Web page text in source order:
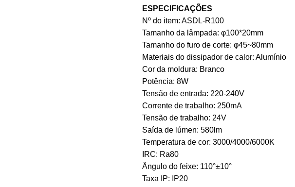
ESPECIFICAÇÕES
Nº do item: ASDL-R100
Tamanho da lâmpada: φ100*20mm
Tamanho do furo de corte: φ45~80mm
Materiais do dissipador de calor: Alumínio
Cor da moldura: Branco
Potência: 8W
Tensão de entrada: 220-240V
Corrente de trabalho: 250mA
Tensão de trabalho: 24V
Saída de lúmen: 580lm
Temperatura de cor: 3000/4000/6000K
IRC: Ra80
Ângulo do feixe: 110°±10°
Taxa IP: IP20